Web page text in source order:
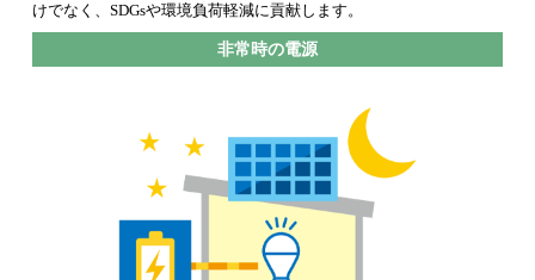
けでなく、SDGsや環境負荷軽減に貢献します。
非常時の電源